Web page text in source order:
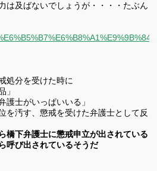
は及ばないでしょうが・・・・たぶん
処分を受けた時に
」
護士がいっぱいいる」
を汚す、懲戒を受けた弁護士として反
橋下弁護士に懲戒申立が出されている
呼び出されているそうだ